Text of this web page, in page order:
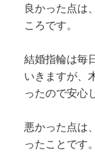
良かった点は
ころです。
結婚指輪は毎
いきますが、
ったので安心
悪かった点は
ったことです。